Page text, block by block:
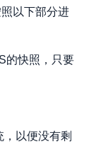
以下部分进
的快照，只要
以便没有剩